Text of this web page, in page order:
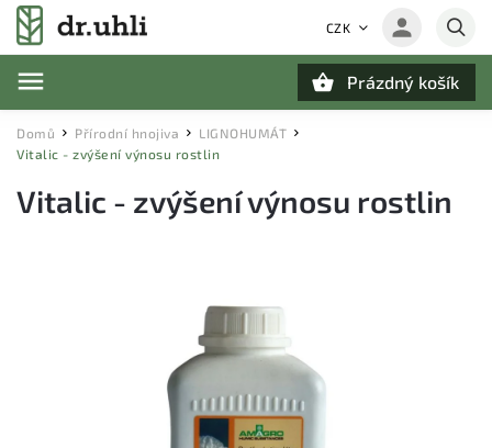
CZK
Prázdný košík
Domů / Přírodní hnojiva / LIGNOHUMÁT /
Vitalic - zvýšení výnosu rostlin
Vitalic - zvýšení výnosu rostlin